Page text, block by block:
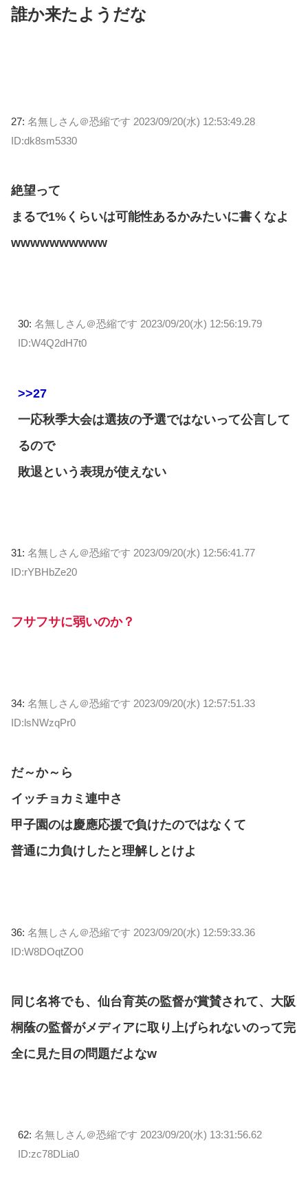
誰か来たようだな
27: 名無しさん＠恐縮です 2023/09/20(水) 12:53:49.28
ID:dk8sm5330
絶望って
まるで1%くらいは可能性あるかみたいに書くなよ
wwwwwwwwww
30: 名無しさん＠恐縮です 2023/09/20(水) 12:56:19.79
ID:W4Q2dH7t0
>>27
一応秋季大会は選抜の予選ではないって公言して
るので
敗退という表現が使えない
31: 名無しさん＠恐縮です 2023/09/20(水) 12:56:41.77
ID:rYBHbZe20
フサフサに弱いのか？
34: 名無しさん＠恐縮です 2023/09/20(水) 12:57:51.33
ID:lsNWzqPr0
だ～か～ら
イッチョカミ連中さ
甲子園のは慶應応援で負けたのではなくて
普通に力負けしたと理解しとけよ
36: 名無しさん＠恐縮です 2023/09/20(水) 12:59:33.36
ID:W8DOqtZO0
同じ名将でも、仙台育英の監督が賞賛されて、大阪
桐蔭の監督がメディアに取り上げられないのって完
全に見た目の問題だよなw
62: 名無しさん＠恐縮です 2023/09/20(水) 13:31:56.62
ID:zc78DLia0